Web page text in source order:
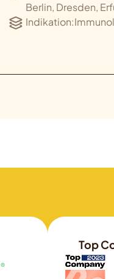
Berlin, Dresden,
Indikation:
Top